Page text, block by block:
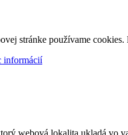
stránke používame
informácií